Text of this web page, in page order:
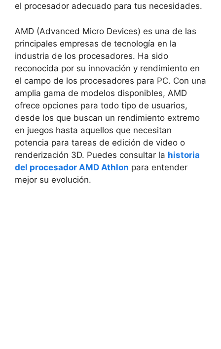
el procesador adecuado para tus necesidades.
AMD (Advanced Micro Devices) es una de las
principales empresas de tecnología en la
industria de los procesadores. Ha sido
reconocida por su innovación y rendimiento en
el campo de los procesadores para PC. Con una
amplia gama de modelos disponibles, AMD
ofrece opciones para todo tipo de usuarios,
desde los que buscan un rendimiento extremo
en juegos hasta aquellos que necesitan
potencia para tareas de edición de video o
renderización 3D. Puedes consultar la historia
del procesador AMD Athlon para entender
mejor su evolución.